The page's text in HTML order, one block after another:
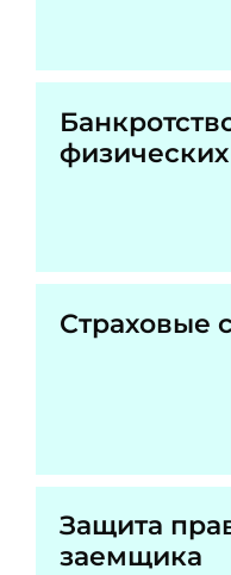
Страховые
Защита
заемщика